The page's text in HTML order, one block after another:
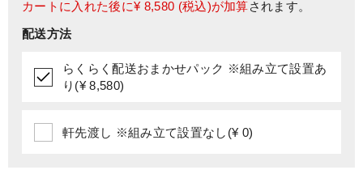
カートに入れた後に¥ 8,580 (税込)が加算されます。
配送方法
らくらく配送おまかせパック ※組み立て設置あ
り(¥ 8,580)
軒先渡し ※組み立て設置なし(¥ 0)